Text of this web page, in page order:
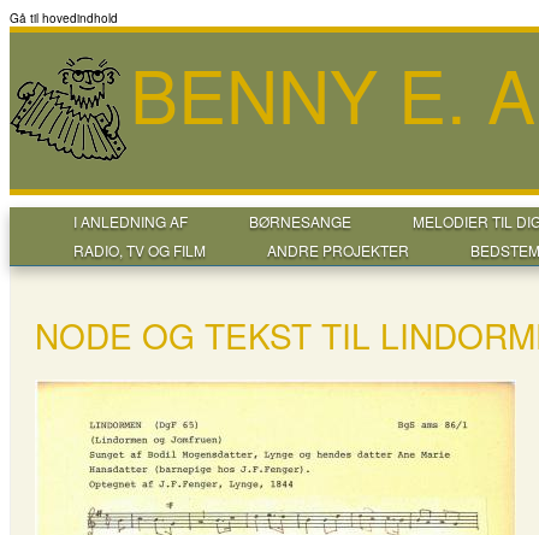
Gå til hovedindhold
BENNY E.
I ANLEDNING AF BØRNESANGE
MELODIER TIL
RADIO, TV OG FILM
ANDRE PROJEKTER
NODE OG TEKST TIL